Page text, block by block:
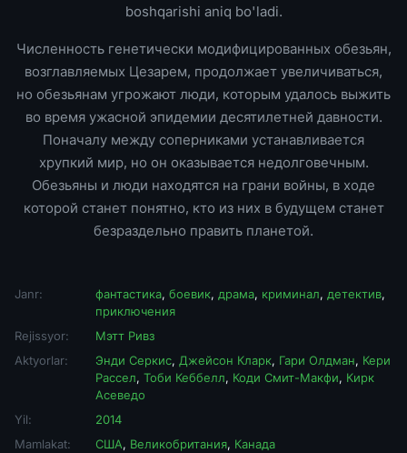
boshqarishi aniq bo'ladi.
Численность генетически модифицированных обезьян,
возглавляемых Цезарем, продолжает увеличиваться,
но обезьянам угрожают люди, которым удалось выжить
во время ужасной эпидемии десятилетней давности.
Поначалу между соперниками устанавливается
хрупкий мир, но он оказывается недолговечным.
Обезьяны и люди находятся на грани войны, в ходе
которой станет понятно, кто из них в будущем станет
безраздельно править планетой.
Janr: фантастика, боевик, драма, криминал, детектив,
приключения
Rejissyor:
Мэтт Ривз
Aktyorlar:
Энди Серкис, Джейсон Кларк, Гари Олдман, Кери
Рассел, Тоби Кеббелл, Коди Смит-Макфи, Кирк
Асеведо
Yil:
2014
Mamlakat:
США, Великобритания, Канада